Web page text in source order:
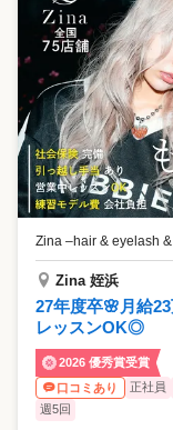
Zina –hair & eyelash
Zina 姪浜
27年度卒🌸月給
レッスンOK◎
2026 優秀賞受賞
口コミあり
正社員
週5回